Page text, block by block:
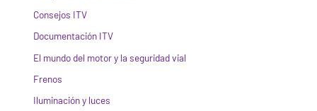
Consejos ITV
Documentación ITV
El mundo del motor y la seguridad vial
Frenos
Iluminación y luces